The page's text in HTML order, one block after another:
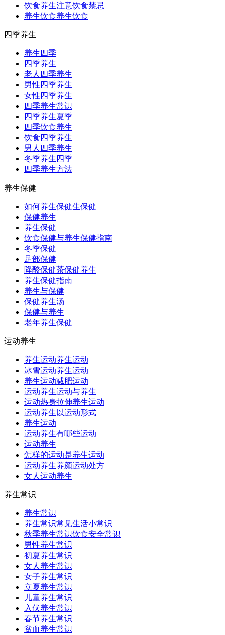
饮食养生注意饮食禁忌
养生饮食养生饮食
四季养生
养生四季
四季养生
老人四季养生
男性四季养生
女性四季养生
四季养生常识
四季养生夏季
四季饮食养生
饮食四季养生
男人四季养生
冬季养生四季
四季养生方法
养生保健
如何养生保健生保健
保健养生
养生保健
饮食保健与养生保健指南
冬季保健
足部保健
降酸保健茶保健养生
养生保健指南
养生与保健
保健养生汤
保健与养生
老年养生保健
运动养生
养生运动养生运动
冰雪运动养生运动
养生运动减肥运动
运动养生运动与养生
运动热身拉伸养生运动
运动养生以运动形式
养生运动
运动养生有哪些运动
运动养生
怎样的运动是养生运动
运动养生养颜运动处方
女人运动养生
养生常识
养生常识
养生常识常见生活小常识
秋季养生常识饮食安全常识
男性养生常识
初夏养生常识
女人养生常识
女子养生常识
立夏养生常识
儿童养生常识
入伏养生常识
春节养生常识
贫血养生常识